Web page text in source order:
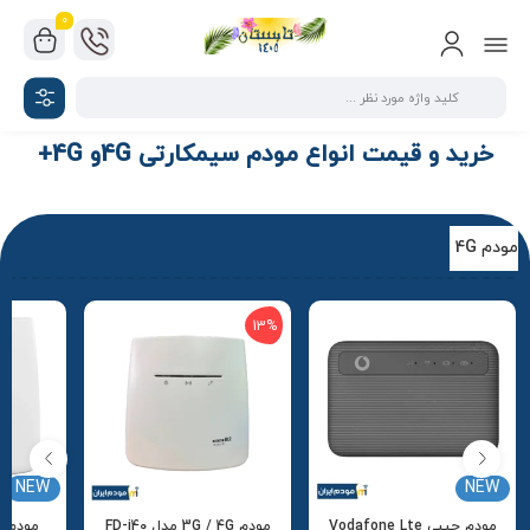
0
خرید و قیمت انواع مودم سیمکارتی 4Gو 4G+
مودم 4G
NEW
13%
NEW